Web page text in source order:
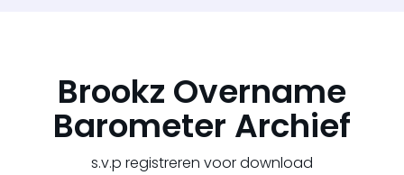
Brookz Overname
Barometer Archief
s.v.p registreren voor download